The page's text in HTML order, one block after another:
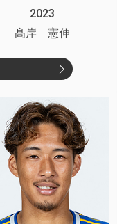
2023
髙岸 憲伸